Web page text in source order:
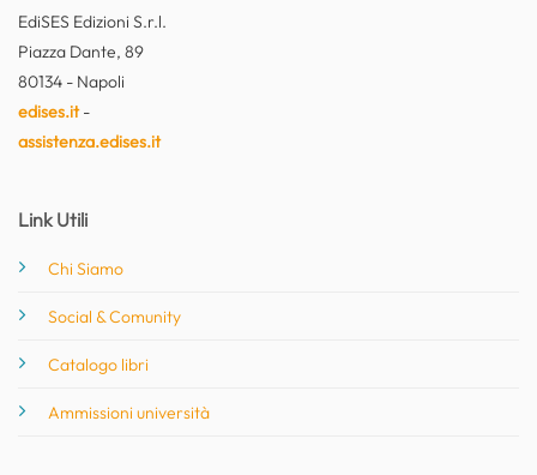
EdiSES Edizioni S.r.l.
Piazza Dante, 89
80134 - Napoli
edises.it-
assistenza.edises.it
Link Utili
Chi Siamo
Social & Comunity
Catalogo libri
Ammissioni università